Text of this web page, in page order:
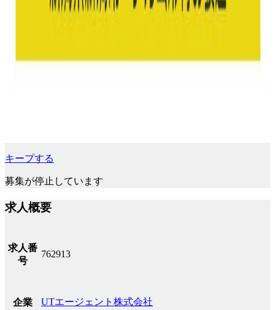
キープする
募集が停止しています
求人概要
求人番
号
762913
企業 UTエージェント株式会社